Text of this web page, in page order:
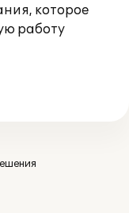
которое
работу